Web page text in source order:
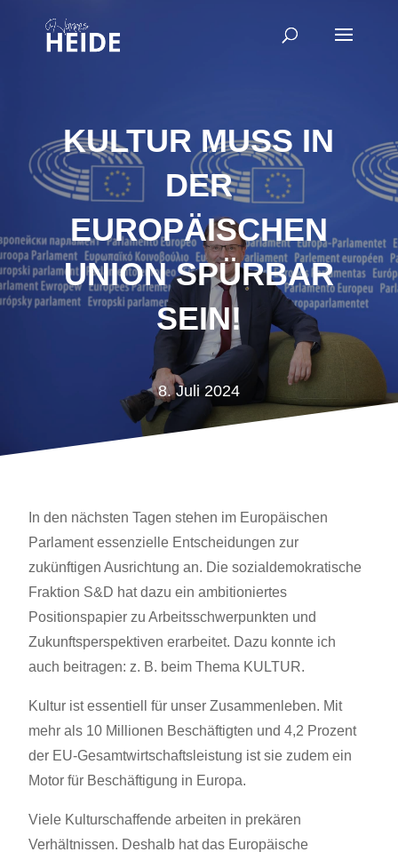
KULTUR MUSS IN
DER
EUROPÄISCHEN
UNION SPÜRBAR
SEIN!
8. Juli 2024
In den nächsten Tagen stehen im Europäischen
Parlament essenzielle Entscheidungen zur
zukünftigen Ausrichtung an. Die sozialdemokratische
Fraktion S&D hat dazu ein ambitioniertes
Positionspapier zu Arbeitsschwerpunkten und
Zukunftsperspektiven erarbeitet. Dazu konnte ich
auch beitragen: z. B. beim Thema KULTUR.
Kultur ist essentiell für unser Zusammenleben. Mit
mehr als 10 Millionen Beschäftigten und 4,2 Prozent
der EU-Gesamtwirtschaftsleistung ist sie zudem ein
Motor für Beschäftigung in Europa.
Viele Kulturschaffende arbeiten in prekären
Verhältnissen. Deshalb hat das Europäische